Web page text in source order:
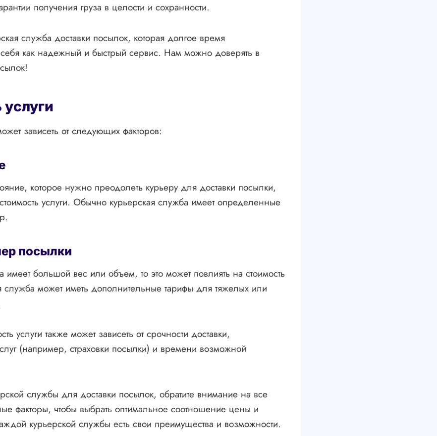
получения груза в целости и сохранности.
служба доставки посылок, которая долгое время
как надежный и быстрый сервис. Нам можно доверять в
зависеть от следующих факторов:
которое нужно преодолеть курьеру для доставки посылки,
услуги. Обычно курьерская служба имеет определенные
посылки
имеет большой вес или объем, то это может повлиять на стоимость
служба может иметь дополнительные тарифы для тяжелых или
услуги также может зависеть от срочности доставки,
(например, страховки посылки) и времени возможной
службы для доставки посылок, обратите внимание на все
факторы, чтобы выбрать оптимальное соотношение цены и
курьерской службы есть свои преимущества и возможности.